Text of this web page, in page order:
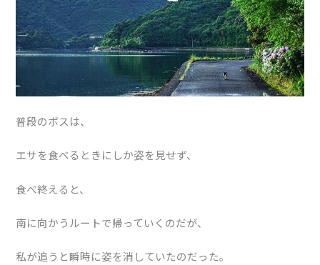
普段のボスは、
エサを食べるときにしか姿を見せず、
食べ終えると、
南に向かうルートで帰っていくのだが、
私が追うと瞬時に姿を消していたのだった。